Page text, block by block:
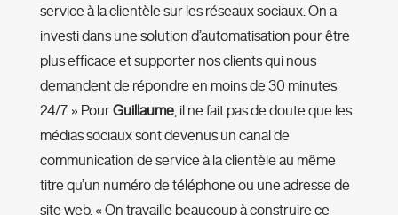
service à la clientèle sur les réseaux sociaux. On a
investi dans une solution d’automatisation pour être
plus efficace et supporter nos clients qui nous
demandent de répondre en moins de 30 minutes
24/7. » PourGuillaume, il ne fait pas de doute que les
médias sociaux sont devenus un canal de
communication de service à la clientèle au même
titre qu’un numéro de téléphone ou une adresse de
site web. « On travaille beaucoup à construire ce